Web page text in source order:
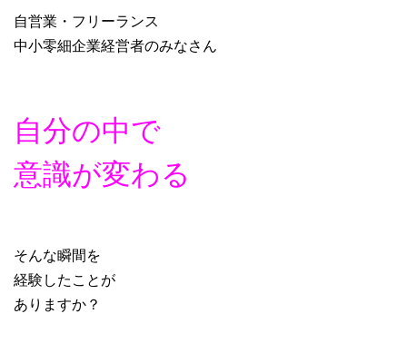
自営業・フリーランス
中小零細企業経営者のみなさん
自分の中で
意識が変わる
そんな瞬間を
経験したことが
ありますか？